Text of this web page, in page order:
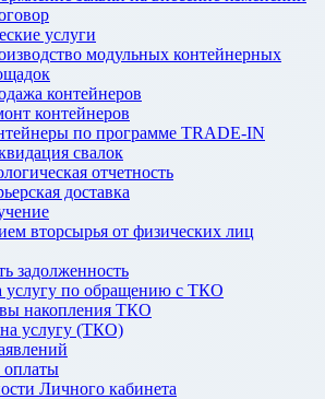
услуги
модульных контейнерных
контейнеров
контейнеров
по программе TRADE-IN
свалок
отчетность
доставка
вторсырья от физических лиц
задолженность
услугу по обращению с ТКО
накопления ТКО
услугу (ТКО)
Личного кабинета